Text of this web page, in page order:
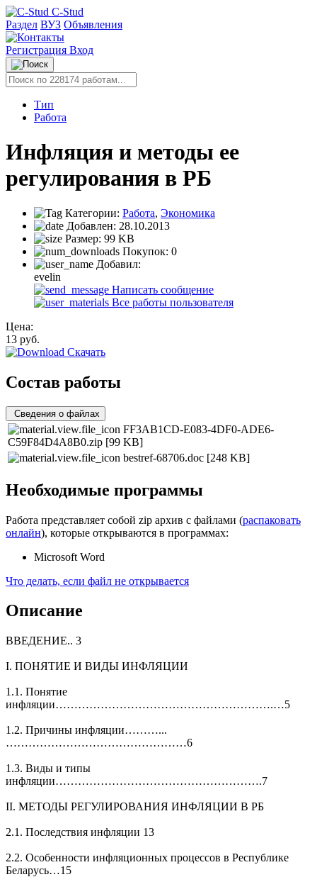
C-Stud
Раздел ВУЗ Объявления
Регистрация Вход
Тип
Работа
Инфляция и методы ее
регулирования в РБ
Категории: Работа, Экономика
Добавлен: 28.10.2013
Размер: 99 KB
Покупок: 0
Добавил:
evelin
Написать сообщение
Все работы пользователя
Цена:
13 руб.
Скачать
Состав работы
Сведения о файлах
FF3AB1CD-E083-4DF0-ADE6-
C59F84D4A8B0.zip [99 KB]
bestref-68706.doc [248 KB]
Необходимые программы
Работа представляет собой zip архив с файлами (распаковать
онлайн), которые открываются в программах:
Microsoft Word
Что делать, если файл не открывается
Описание
ВВЕДЕНИЕ.. 3
I. ПОНЯТИЕ И ВИДЫ ИНФЛЯЦИИ
1.1. Понятие
инфляции………………………………………………….…5
1.2. Причины инфляции………...
…………………………………………6
1.3. Виды и типы
инфляции……………………………………………….7
II. МЕТОДЫ РЕГУЛИРОВАНИЯ ИНФЛЯЦИИ В РБ
2.1. Последствия инфляции 13
2.2. Особенности инфляционных процессов в Республике
Беларусь…15